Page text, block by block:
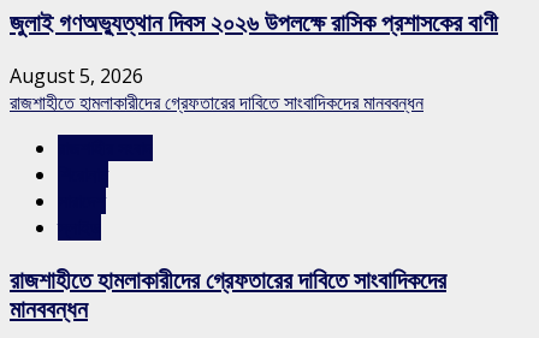
জুলাই গণঅভ্যুত্থান দিবস ২০২৬ উপলক্ষে রাসিক প্রশাসকের বাণী
August 5, 2026
রাজশাহীতে হামলাকারীদের গ্রেফতারের দাবিতে সাংবাদিকদের মানববন্ধন
রাজশাহীতে হামলাকারীদের গ্রেফতারের দাবিতে সাংবাদিকদের
মানববন্ধন